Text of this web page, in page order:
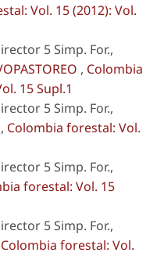
Vol. 15 (2012): Vol.
5 Simp. For.,
, Colombia
15 Supl.1
5 Simp. For.,
, Colombia forestal: Vol.
5 Simp. For.,
forestal: Vol. 15
5 Simp. For.,
Colombia forestal: Vol.